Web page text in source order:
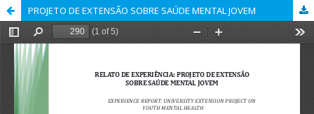
PROJETO DE EXTENSÃO SOBRE SAÚDE MENTAL JOVEM